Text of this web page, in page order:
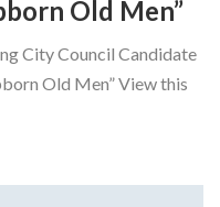
Old Men”
City Council Candidate
Old Men” View this